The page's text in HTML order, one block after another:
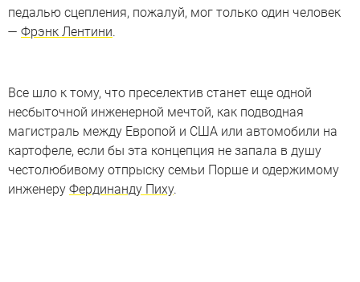
педалью сцепления, пожалуй, мог только один человек
— Фрэнк Лентини.
Все шло к тому, что преселектив станет еще одной
несбыточной инженерной мечтой, как подводная
магистраль между Европой и США или автомобили на
картофеле, если бы эта концепция не запала в душу
честолюбивому отпрыску семьи Порше и одержимому
инженеру Фердинанду Пиху.